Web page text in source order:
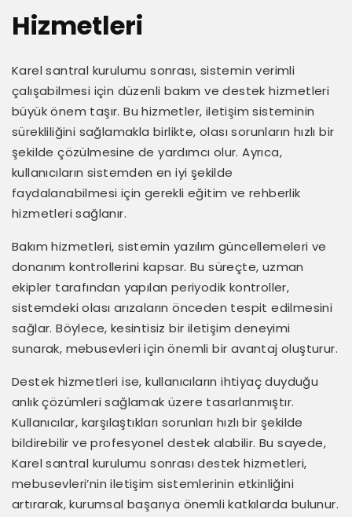
Hizmetleri
Karel santral kurulumu sonrası, sistemin verimli
çalışabilmesi için düzenli bakım ve destek hizmetleri
büyük önem taşır. Bu hizmetler, iletişim sisteminin
sürekliliğini sağlamakla birlikte, olası sorunların hızlı bir
şekilde çözülmesine de yardımcı olur. Ayrıca,
kullanıcıların sistemden en iyi şekilde
faydalanabilmesi için gerekli eğitim ve rehberlik
hizmetleri sağlanır.
Bakım hizmetleri, sistemin yazılım güncellemeleri ve
donanım kontrollerini kapsar. Bu süreçte, uzman
ekipler tarafından yapılan periyodik kontroller,
sistemdeki olası arızaların önceden tespit edilmesini
sağlar. Böylece, kesintisiz bir iletişim deneyimi
sunarak, mebusevleri için önemli bir avantaj oluşturur.
Destek hizmetleri ise, kullanıcıların ihtiyaç duyduğu
anlık çözümleri sağlamak üzere tasarlanmıştır.
Kullanıcılar, karşılaştıkları sorunları hızlı bir şekilde
bildirebilir ve profesyonel destek alabilir. Bu sayede,
Karel santral kurulumu sonrası destek hizmetleri,
mebusevleri’nin iletişim sistemlerinin etkinliğini
artırarak, kurumsal başarıya önemli katkılarda bulunur.